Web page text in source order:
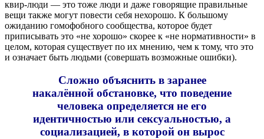
квир-люди — это тоже люди и даже говорящие правильные
вещи также могут повести себя нехорошо. К большому
ожиданию гомофобного сообщества, которое будет
приписывать это «не хорошо» скорее к «не нормативности» в
целом, которая существует по их мнению, чем к тому, что это
и означает быть людьми (совершать возможные ошибки).
Сложно объяснить в заранее
накалённой обстановке, что поведение
человека определяется не его
идентичностью или сексуальностью, а
социализацией, в которой он вырос